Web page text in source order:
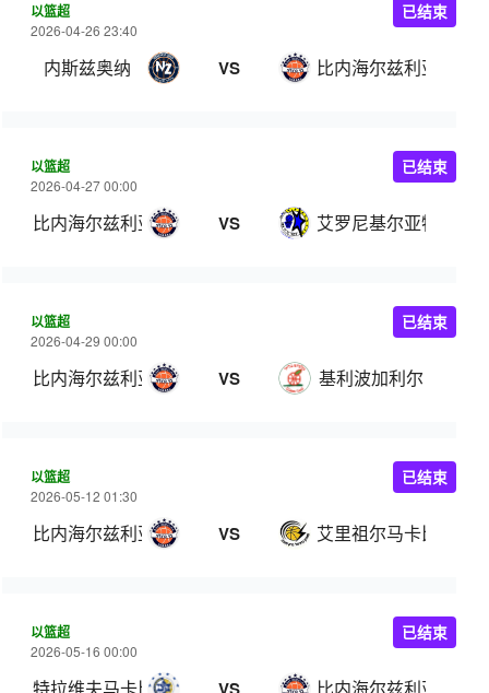
以篮超
2026-04-26 23:40
内斯兹奥纳 VS 比内海尔兹利亚
已结束
以篮超
2026-04-27 00:00
比内海尔兹利亚 VS 艾罗尼基尔亚特阿塔
已结束
以篮超
2026-04-29 00:00
比内海尔兹利亚 VS 基利波加利尔
已结束
以篮超
2026-05-12 01:30
比内海尔兹利亚 VS 艾里祖尔马卡比
已结束
以篮超
2026-05-16 00:00
已结束